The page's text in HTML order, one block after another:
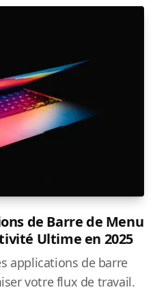
de Barre de Menu
Ultime en 2025
applications de barre
votre flux de travail.